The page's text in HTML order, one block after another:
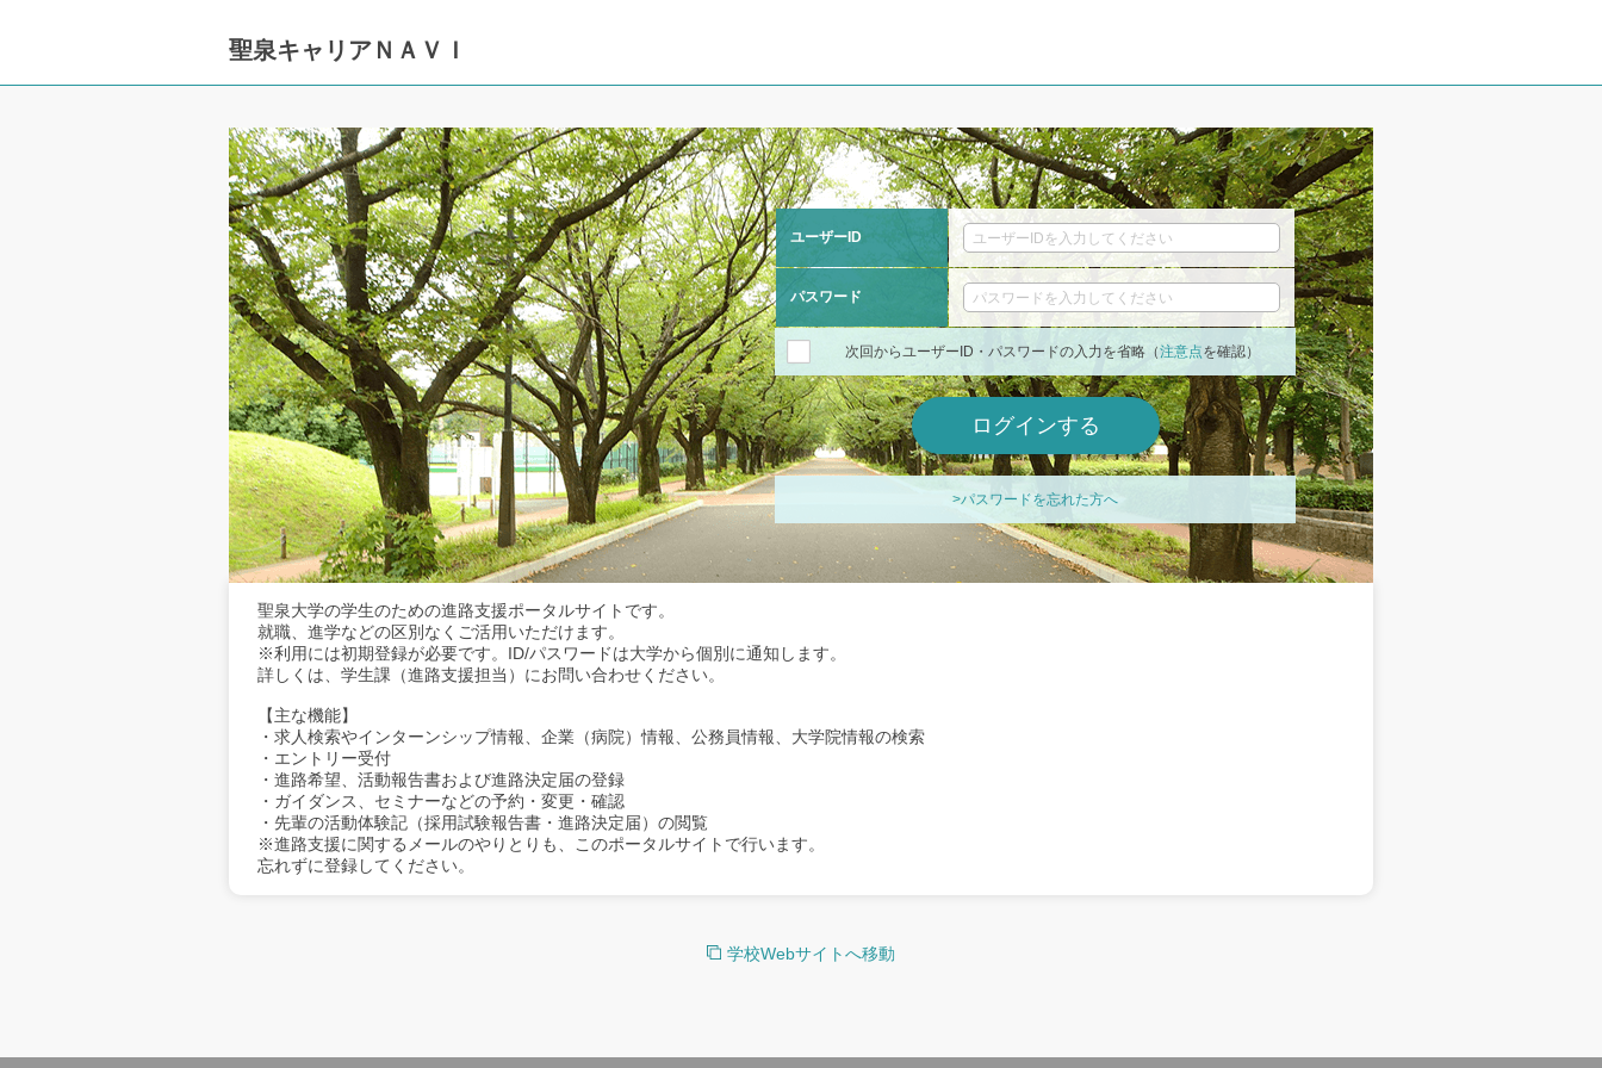
聖泉キャリアＮＡＶＩ
ユーザーID
パスワード
次回からユーザーID・パスワードの入力を省略（注意点を確認）
>パスワードを忘れた方へ
聖泉大学の学生のための進路支援ポータルサイトです。
就職、進学などの区別なくご活用いただけます。
※利用には初期登録が必要です。ID/パスワードは大学から個別に通知します。
詳しくは、学生課（進路支援担当）にお問い合わせください。
【主な機能】
・求人検索やインターンシップ情報、企業（病院）情報、公務員情報、大学院情報の検索
・エントリー受付
・進路希望、活動報告書および進路決定届の登録
・ガイダンス、セミナーなどの予約・変更・確認
・先輩の活動体験記（採用試験報告書・進路決定届）の閲覧
※進路支援に関するメールのやりとりも、このポータルサイトで行います。
忘れずに登録してください。
学校Webサイトへ移動